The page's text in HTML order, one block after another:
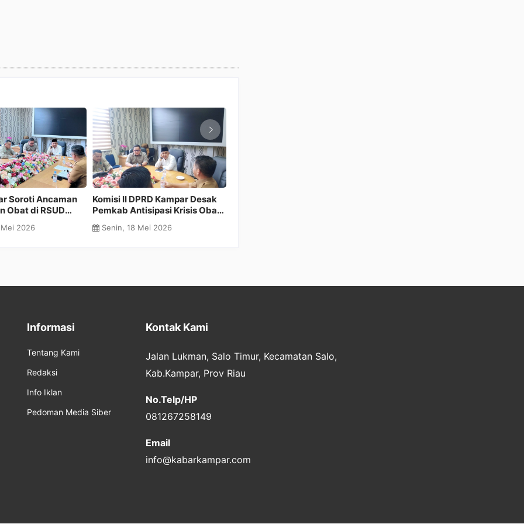
IV DPRD Kampar Desak
Dugaan
Pencemaran Sungai Tapung
Senin, 18 Mei 2026
Pemkab Kampar Fokus Cetak
Generasi Unggul melalui
Internasional
Rabu, 06 Mei 2026
Informasi
Tentang Kami
Redaksi
Info Iklan
Pedoman Media Siber
Kontak Kami
Jalan Lukman, Salo Timur, Kecamatan Salo,
Kab.Kampar, Prov Riau
No.Telp/HP
081267258149
Email
info@kabarkampar.com